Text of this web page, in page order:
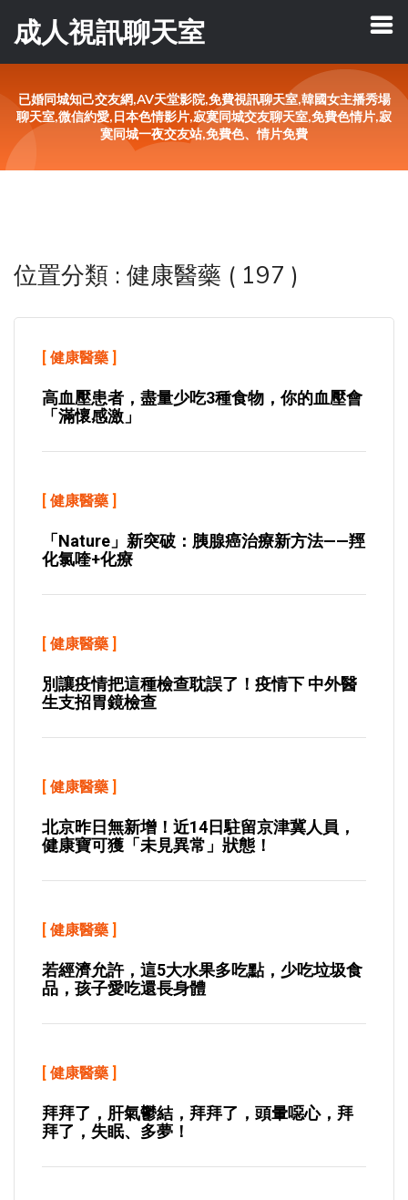
成人視訊聊天室
已婚同城知己交友網,AV天堂影院,免費視訊聊天室,韓國女主播秀場
聊天室,微信約愛,日本色情影片,寂寞同城交友聊天室,免費色情片,寂
寞同城一夜交友站,免費色、情片免費
位置分類 : 健康醫藥 ( 197 )
[ 健康醫藥 ]
高血壓患者，盡量少吃3種食物，你的血壓會
「滿懷感激」
[ 健康醫藥 ]
「Nature」新突破：胰腺癌治療新方法——羥
化氯喹+化療
[ 健康醫藥 ]
別讓疫情把這種檢查耽誤了！疫情下 中外醫
生支招胃鏡檢查
[ 健康醫藥 ]
北京昨日無新增！近14日駐留京津冀人員，
健康寶可獲「未見異常」狀態！
[ 健康醫藥 ]
若經濟允許，這5大水果多吃點，少吃垃圾食
品，孩子愛吃還長身體
[ 健康醫藥 ]
拜拜了，肝氣鬱結，拜拜了，頭暈噁心，拜
拜了，失眠、多夢！